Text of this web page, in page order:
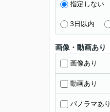
指定しない
3日以内
画像・動画あり
画像あり
動画あり
パノラマあり